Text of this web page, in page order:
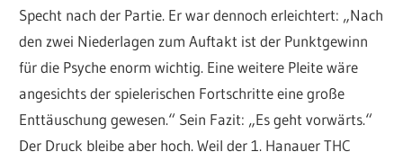
Specht nach der Partie. Er war dennoch erleichtert: „Nach
den zwei Niederlagen zum Auftakt ist der Punktgewinn
für die Psyche enorm wichtig. Eine weitere Pleite wäre
angesichts der spielerischen Fortschritte eine große
Enttäuschung gewesen.“ Sein Fazit: „Es geht vorwärts.“
Der Druck bleibe aber hoch. Weil der 1. Hanauer THC